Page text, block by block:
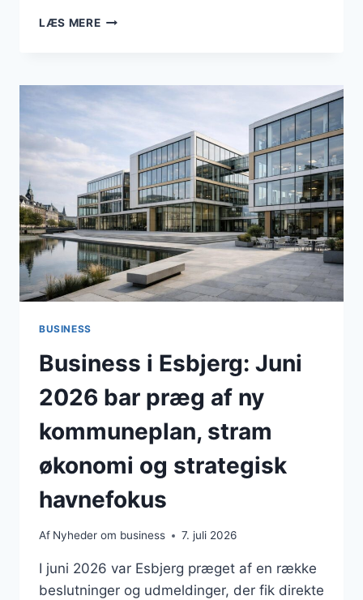
LÆS MEREBUSINESS
AREALER
OG
SPOR
BUSINESS
Business i Esbjerg: Juni
2026 bar præg af ny
kommuneplan, stram
økonomi og strategisk
havnefokus
Af Nyheder om business 7. juli 2026
I juni 2026 var Esbjerg præget af en række
beslutninger og udmeldinger, der fik direkte